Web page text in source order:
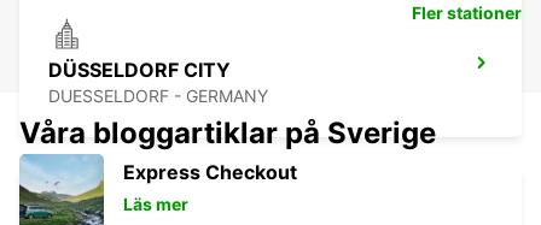
DÜSSELDORF CITY
DUESSELDORF - GERMANY
Fler stationer
Våra bloggartiklar på Sverige
Express Checkout
Läs mer